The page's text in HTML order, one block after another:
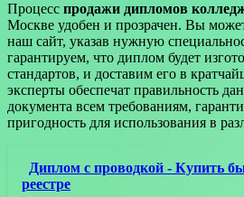
Процесс продажи дипломов
Москве удобен и прозрачен. Вы
наш сайт, указав нужную
гарантируем, что диплом будет
стандартов, и доставим его в
эксперты обеспечат правильность
документа всем требованиям,
пригодность для использования в
Диплом с проводкой - Купить
реестре